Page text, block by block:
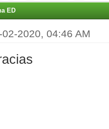
ED
02-2020, 04:46 AM